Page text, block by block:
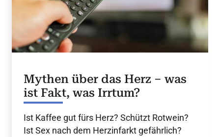
Mythen über das Herz – was
ist Fakt, was Irrtum?
Ist Kaffee gut fürs Herz? Schützt Rotwein?
Ist Sex nach dem Herzinfarkt gefährlich?